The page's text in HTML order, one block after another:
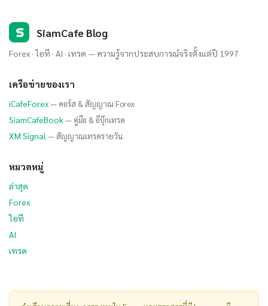
S SiamCafe Blog
Forex · ไอที · AI · เทรด — ความรู้จากประสบการณ์จริงตั้งแต่ปี 1997
เครือข่ายของเรา
iCafeForex— คอร์ส & สัญญาณ Forex
SiamCafeBook— คู่มือ & อีบุ๊กเทรด
XM Signal — สัญญาณเทรดรายวัน
หมวดหมู่
ล่าสุด
Forex
ไอที
AI
เทรด